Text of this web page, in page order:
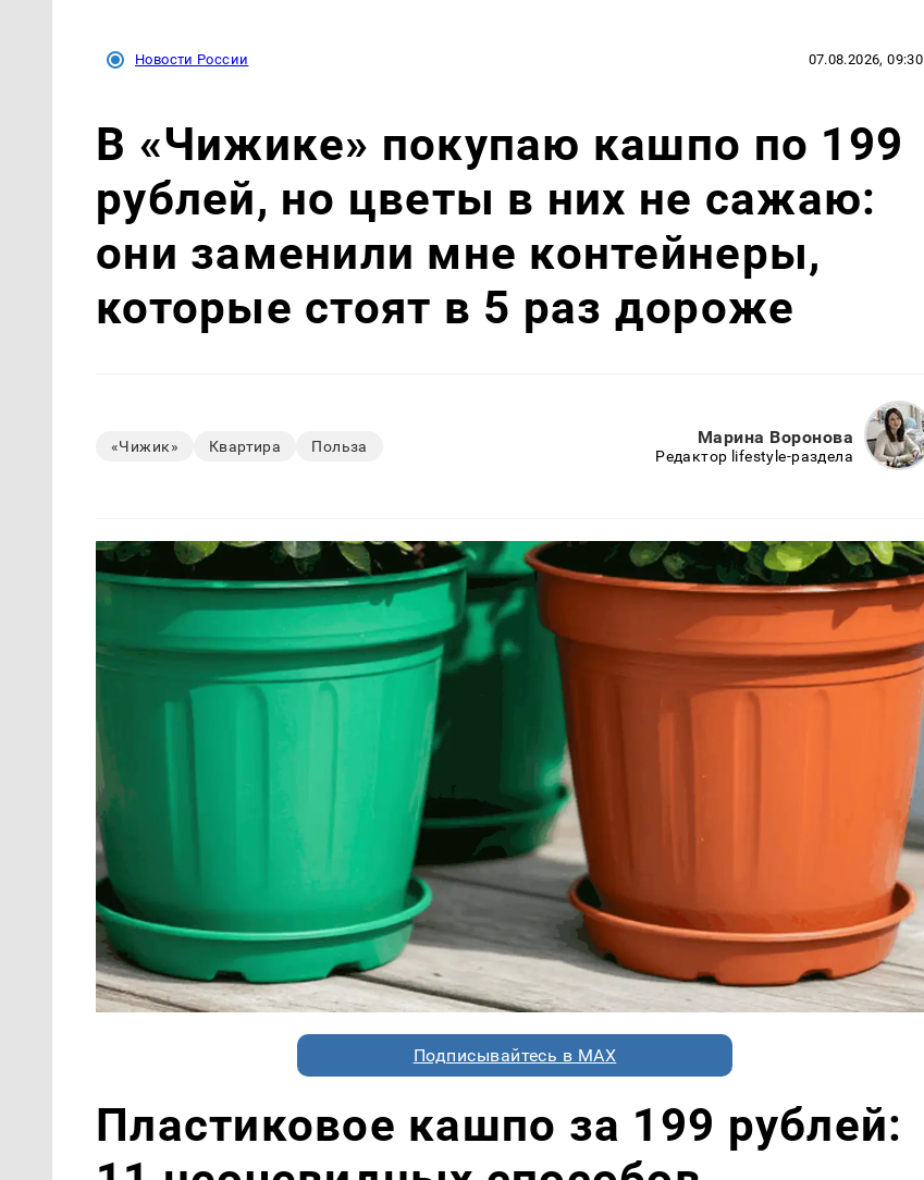
Новости России 07.08.2026, 09:30
В «Чижике» покупаю кашпо по 199
рублей, но цветы в них не сажаю:
они заменили мне контейнеры,
которые стоят в 5 раз дороже
«Чижик» Квартира Польза Марина Воронова
Редактор lifestyle-раздела
Подписывайтесь в MAX
Пластиковое кашпо за 199 рублей: